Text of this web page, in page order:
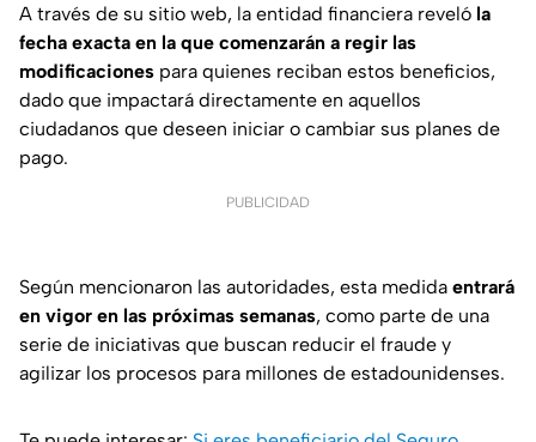
A través de su sitio web, la entidad financiera reveló la
fecha exacta en la que comenzarán a regir las
modificaciones para quienes reciban estos beneficios,
dado que impactará directamente en aquellos
ciudadanos que deseen iniciar o cambiar sus planes de
pago.
PUBLICIDAD
Según mencionaron las autoridades, esta medida entrará
en vigor en las próximas semanas, como parte de una
serie de iniciativas que buscan reducir el fraude y
agilizar los procesos para millones de estadounidenses.